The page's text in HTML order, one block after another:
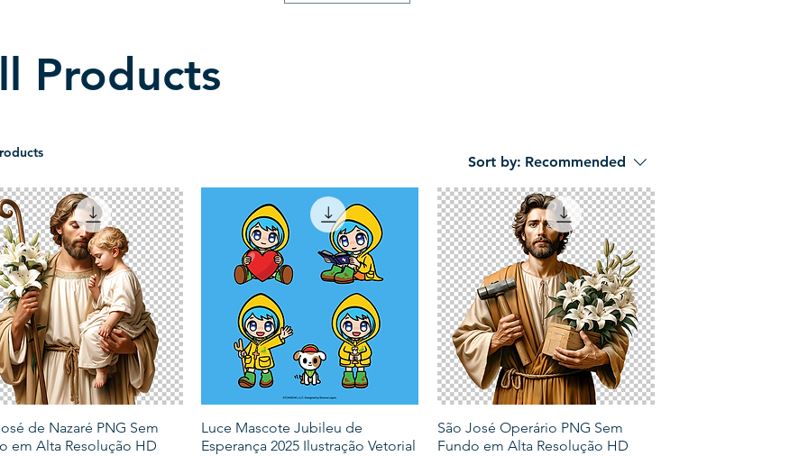
Products
Sort by: Recommended
de Nazaré PNG Sem
em Alta Resolução HD
Luce Mascote Jubileu de
Esperança 2025 Ilustração Vetorial
São José Operário PNG Sem
Fundo em Alta Resolução HD